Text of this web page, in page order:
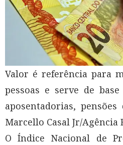
Valor é referência para
pessoas e serve de
aposentadorias,
Marcello Casal Jr/Agência
O Índice Nacional de